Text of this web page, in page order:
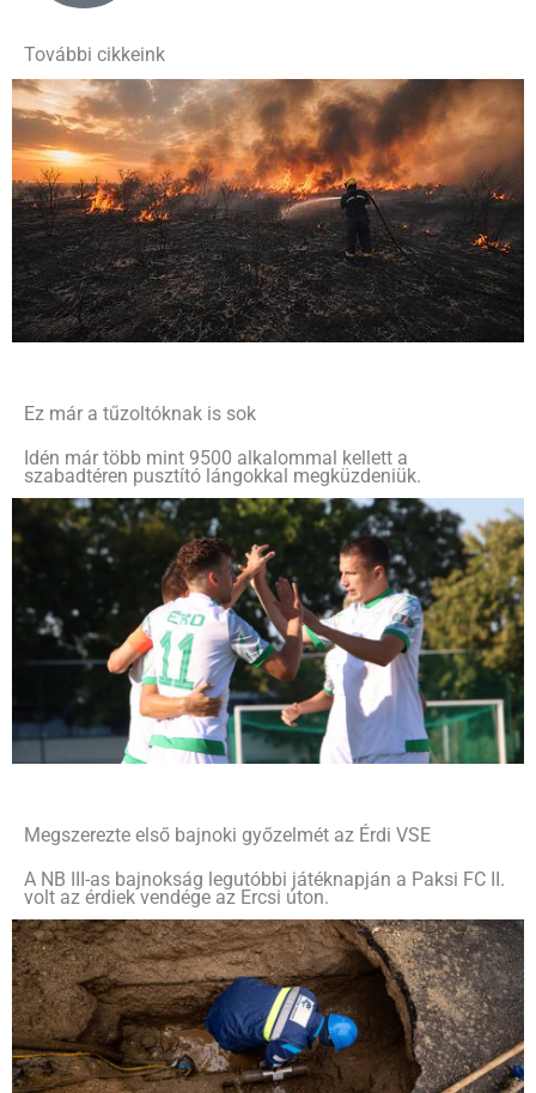
További cikkeink
Ez már a tűzoltóknak is sok
Idén már több mint 9500 alkalommal kellett a
szabadtéren pusztító lángokkal megküzdeniük.
Megszerezte első bajnoki győzelmét az Érdi VSE
A NB III-as bajnokság legutóbbi játéknapján a Paksi FC II.
volt az érdiek vendége az Ercsi úton.